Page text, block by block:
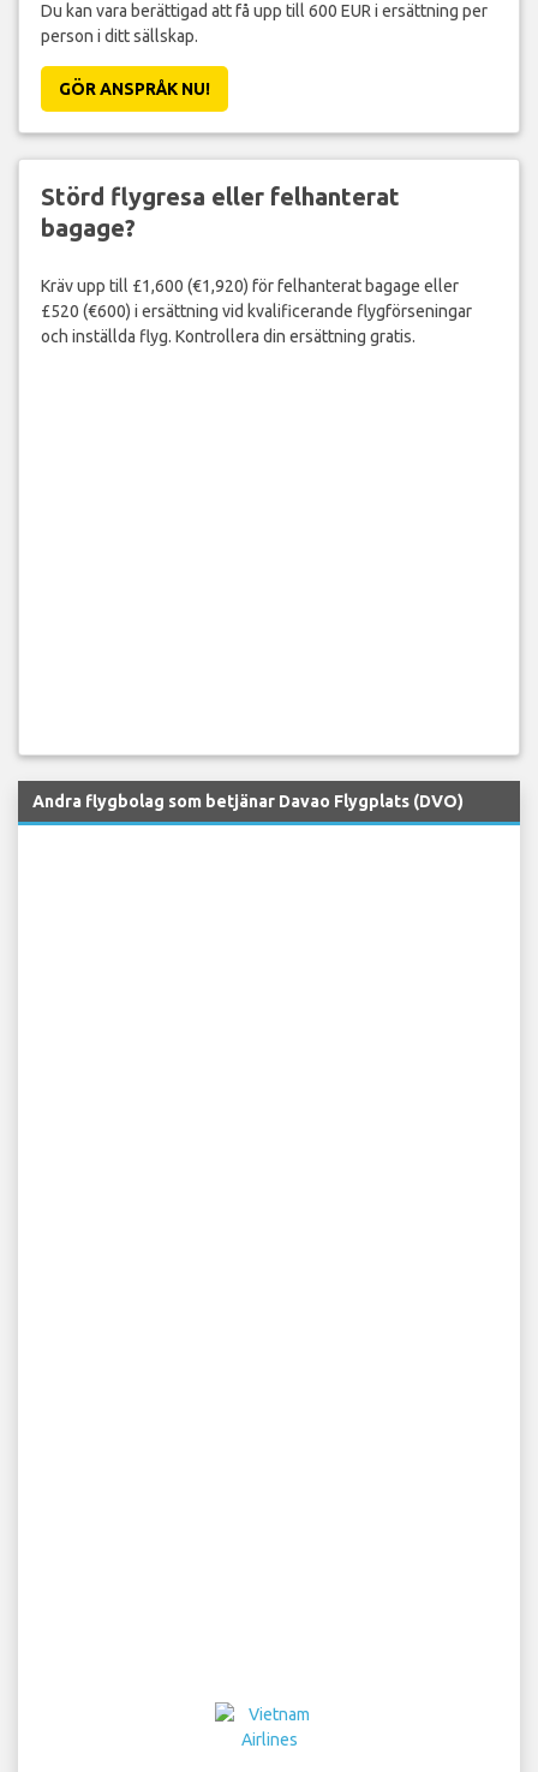
Du kan vara berättigad att få upp till 600 EUR i ersättning per
person i ditt sällskap.
GÖR ANSPRÅK NU!
Störd flygresa eller felhanterat
bagage?
Kräv upp till £1,600 (€1,920) för felhanterat bagage eller
£520 (€600) i ersättning vid kvalificerande flygförseningar
och inställda flyg. Kontrollera din ersättning gratis.
Andra flygbolag som betjänar Davao Flygplats (DVO)